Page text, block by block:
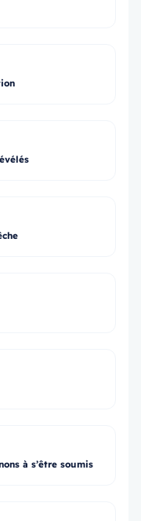
à s’être soumis